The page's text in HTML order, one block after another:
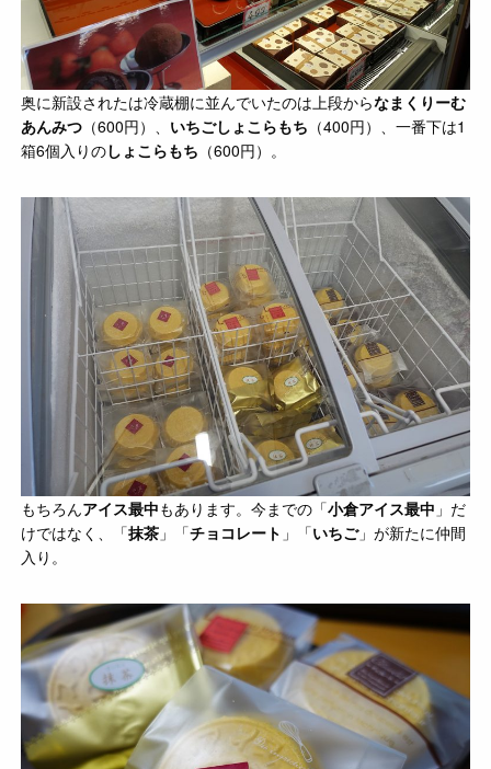
奥に新設されたは冷蔵棚に並んでいたのは上段からなまくりーむ
あんみつ （600円）、 いちごしょこらもち （400円）、一番下は1
箱6個入りのしょこらもち （600円）。
もちろんアイス最中もあります。今までの「小倉アイス最中 」だ
けではなく、「抹茶 」「チョコレート 」「いちご」が新たに仲間
入り。